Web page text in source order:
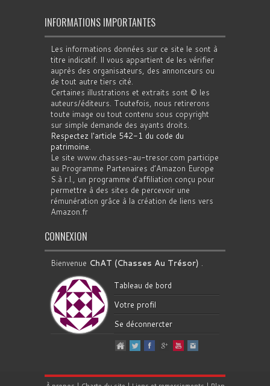
INFORMATIONS IMPORTANTES
Les informations données sur ce site le sont à
titre indicatif. Il vous appartient de les vérifier
auprès des organisateurs, des annonceurs ou
de tout autre tiers cité.
Certaines illustrations et extraits sont © les
auteurs/éditeurs. Toutefois, nous retirerons
toute image ou tout contenu sous copyright
sur simple demande des ayants droits.
Respectez l'article 542-1 du code du
patrimoine
Le site www.chasses-au-tresor.com participe
au Programme Partenaires d’Amazon Europe
S.à r.l., un programme d’affiliation conçu pour
permettre à des sites de percevoir une
rémunération grâce à la création de liens vers
Amazon.fr
CONNEXION
Bienvenue ChAT (Chasses Au Trésor)
Tableau de bord
Votre profil
Se déconnercter